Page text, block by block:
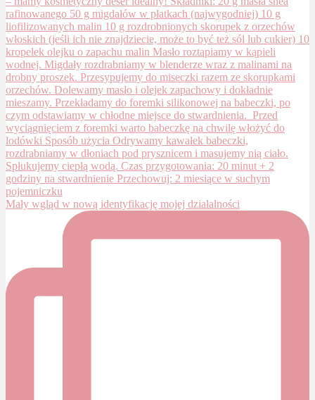
Mały wgląd w nową identyfikację mojej działalności